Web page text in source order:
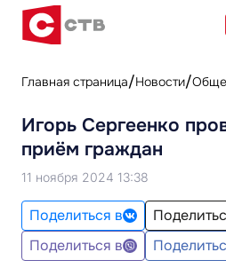
Главная страница Новости
Игорь Сергеенко
приём граждан
11 ноября 2024 13:38
Поделиться в
Поделиться в